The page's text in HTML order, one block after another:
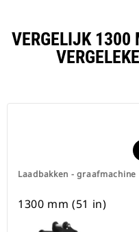
VERGELIJK
Laadbakken - graafmachine
1300 mm (51 in)